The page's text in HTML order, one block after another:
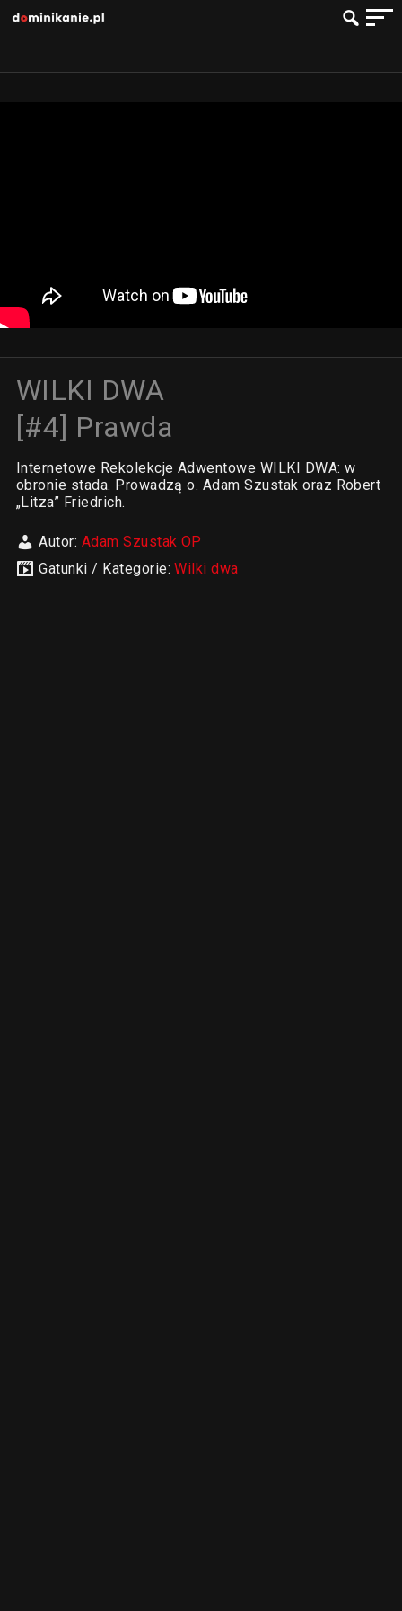
WILKI DWA
[#4] Prawda
Internetowe Rekolekcje Adwentowe WILKI DWA: w
obronie stada. Prowadzą o. Adam Szustak oraz Robert
„Litza” Friedrich.
Autor: Adam Szustak OP
Gatunki / Kategorie:Wilki dwa